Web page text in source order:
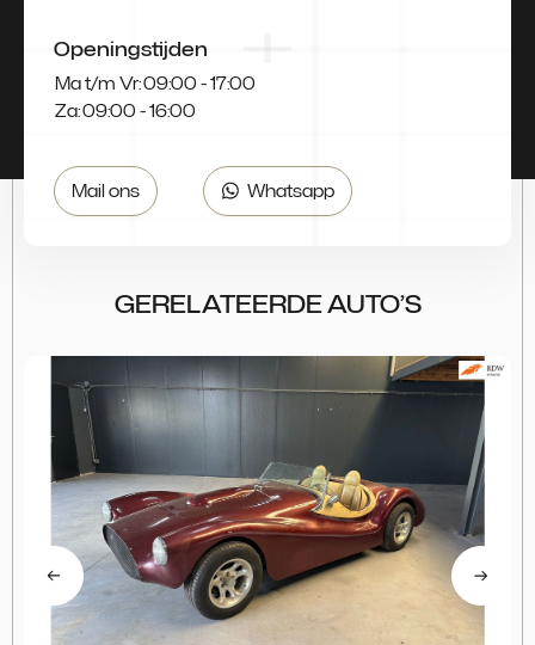
Openingstijden
Ma t/m Vr:09:00 - 17:00
Za:09:00 - 16:00
Mail ons Whatsapp
GERELATEERDE AUTO’S